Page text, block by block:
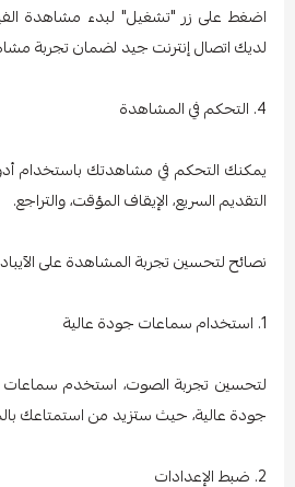
اضغط على زر "تشغيل" لبدء مشاهدة
لديك اتصال إنترنت جيد لضمان تجربة
4. التحكم في المشاهدة
يمكنك التحكم في مشاهدتك باستخدام
التقديم السريع، الإيقاف المؤقت، والتراجع.
نصائح لتحسين تجربة المشاهدة على الآيباد
1. استخدام سماعات جودة عالية
لتحسين تجربة الصوت، استخدم
جودة عالية، حيث ستزيد من استمتاعك
2. ضبط الإعدادات